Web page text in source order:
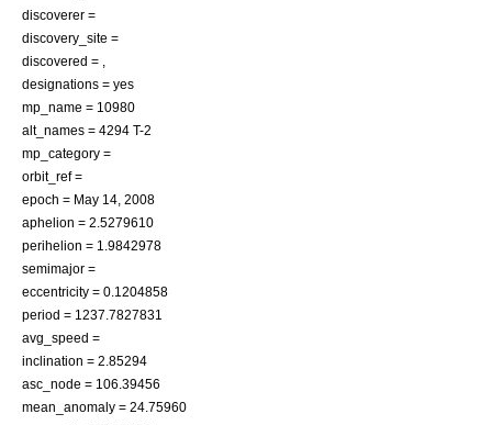
discoverer =
discovery_site =
discovered = ,
designations = yes
mp_name = 10980
alt_names = 4294 T-2
mp_category =
orbit_ref =
epoch = May 14 2008
aphelion = 2.5279610
perihelion = 1.9842978
semimajor =
eccentricity = 0.1204858
period = 1237.7827831
avg_speed =
inclination = 2.85294
asc_node = 106.39456
mean_anomaly = 24.75960